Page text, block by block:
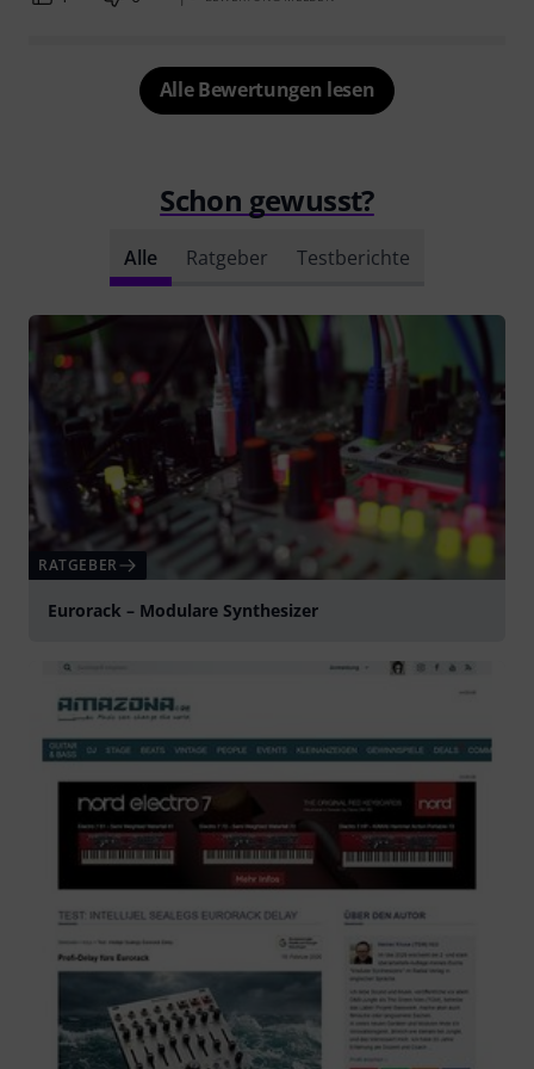
Alle Bewertungen lesen
Schon gewusst?
Alle Ratgeber Testberichte
RATGEBER
Eurorack – Modulare Synthesizer